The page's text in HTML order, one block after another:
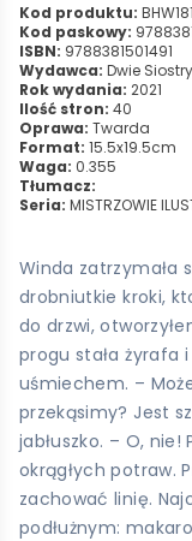
Kod produktu:
Kod paskowy:
ISBN: 9788381501491
Wydawca: Dwie Siostry
Rok wydania: 2021
Ilość stron: 40
Oprawa: Twarda
Format: 15.5x19.5cm
Waga: 0.355
Tłumacz:
Seria: MISTRZOWIE
Winda zatrzymała
drobniutkie kroki,
do drzwi,
progu stała żyrafa
uśmiechem. –
przekąsimy? Jest
jabłuszko. – O,
okrągłych potraw.
zachować linię.
podłużnym: